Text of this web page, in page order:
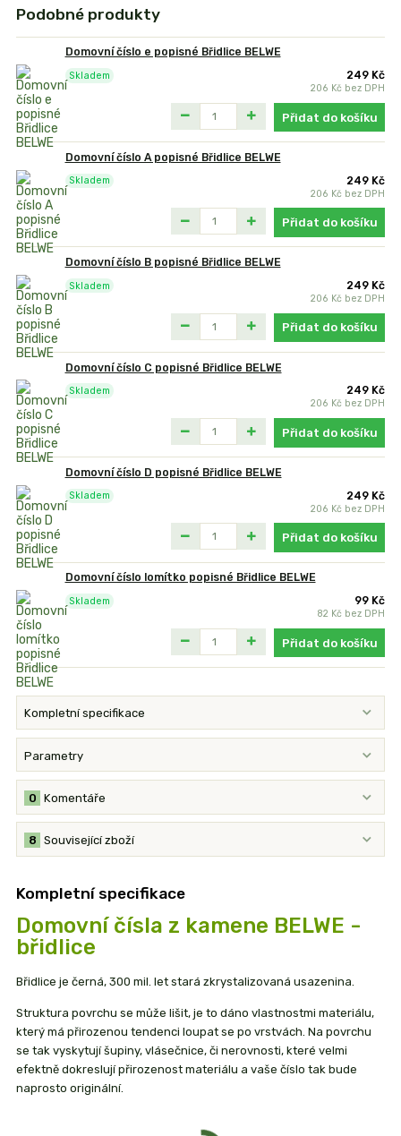
Podobné produkty
Domovní číslo e popisné Břidlice BELWE
249 Kč
206 Kč bez DPH
Skladem
Přidat do košíku
Domovní číslo A popisné Břidlice BELWE
249 Kč
206 Kč bez DPH
Skladem
Přidat do košíku
Domovní číslo B popisné Břidlice BELWE
249 Kč
206 Kč bez DPH
Skladem
Přidat do košíku
Domovní číslo C popisné Břidlice BELWE
249 Kč
206 Kč bez DPH
Skladem
Přidat do košíku
Domovní číslo D popisné Břidlice BELWE
249 Kč
206 Kč bez DPH
Skladem
Přidat do košíku
Domovní číslo lomítko popisné Břidlice BELWE
99 Kč
82 Kč bez DPH
Skladem
Přidat do košíku
Kompletní specifikace
Parametry
Komentáře
0
Související zboží
8
Kompletní specifikace
Domovní čísla z kamene BELWE -
břidlice
Břidlice je černá, 300 mil. let stará zkrystalizovaná usazenina.
Struktura povrchu se může lišit, je to dáno vlastnostmi materiálu,
který má přirozenou tendenci loupat se po vrstvách. Na povrchu
se tak vyskytují šupiny, vlásečnice, či nerovnosti, které velmi
efektně dokreslují přirozenost materiálu a vaše číslo tak bude
naprosto originální.